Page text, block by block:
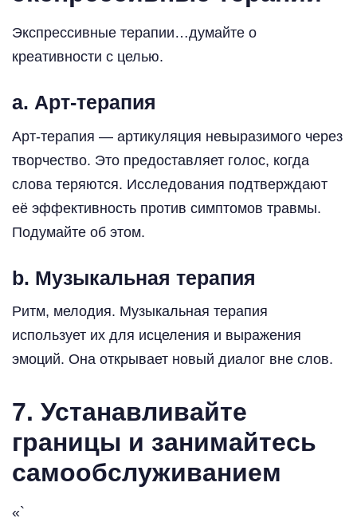
Экспрессивные терапии…думайте о
креативности с целью.
a. Арт-терапия
Арт-терапия — артикуляция невыразимого через
творчество. Это предоставляет голос, когда
слова теряются. Исследования подтверждают
её эффективность против симптомов травмы.
Подумайте об этом.
b. Музыкальная терапия
Ритм, мелодия. Музыкальная терапия
использует их для исцеления и выражения
эмоций. Она открывает новый диалог вне слов.
7. Устанавливайте
границы и занимайтесь
самообслуживанием
«`